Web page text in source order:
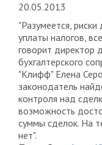
20.05.2013
"Разумеется,
уплаты налогов,
говорит директор
бухгалтерского
"Клифф" Елена
законодатель
контроля над
возможность
суммы сделок. На
нет".